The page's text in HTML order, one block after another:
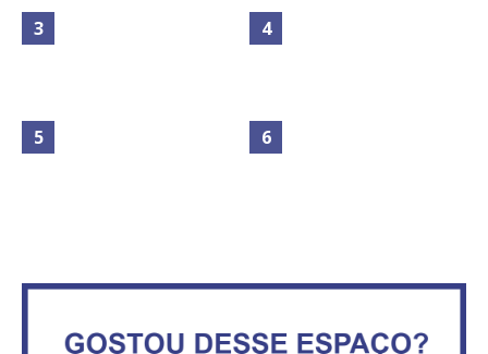
No Brasil do golpe, 61,5 mi de